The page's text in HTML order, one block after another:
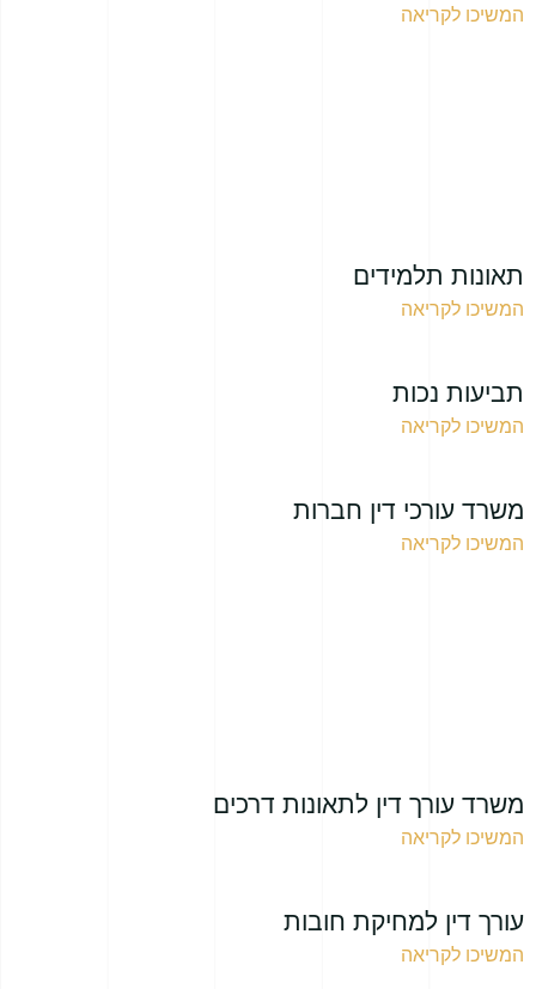
המשיכו לקריאה
תאונות תלמידים
המשיכו לקריאה
תביעות נכות
המשיכו לקריאה
משרד עורכי דין חברות
המשיכו לקריאה
משרד עורך דין לתאונות דרכים
המשיכו לקריאה
עורך דין למחיקת חובות
המשיכו לקריאה